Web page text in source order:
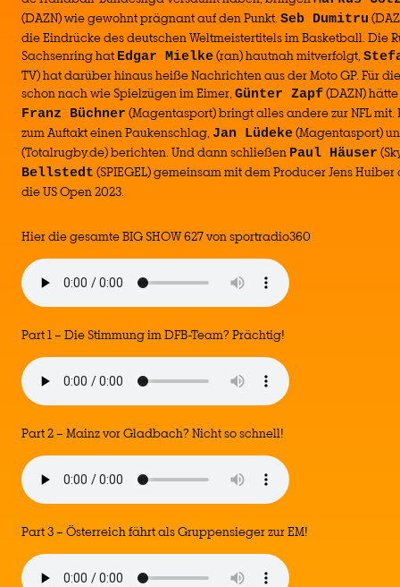
(DAZN) wie gewohnt prägnant auf den Punkt.Seb Dumitru
die Eindrücke des deutschen Weltmeistertitels im Basketball. Die
Sachsenring hat Edgar Mielke(ran) hautnah mitverfolgt,
TV) hat darüber hinaus heiße Nachrichten aus der Moto GP. Für
schon nach wie Spielzügen im Eimer, Günter Zapf(DAZN)
Franz Büchner (Magentasport) bringt alles andere zur NFL mit.
zum Auftakt einen Paukenschlag, Jan Lüdeke(Magentasport)
(Totalrugby.de) berichten. Und dann schließen Paul Häuser
Bellstedt (SPIEGEL) gemeinsam mit dem Producer Jens
die US Open 2023.
Hier die gesamte BIG SHOW 627 von sportradio360
Part 1 – Die Stimmung im DFB-Team? Prächtig!
Part 2 – Mainz vor Gladbach? Nicht so schnell!
Part 3 – Österreich fährt als Gruppensieger zur EM!